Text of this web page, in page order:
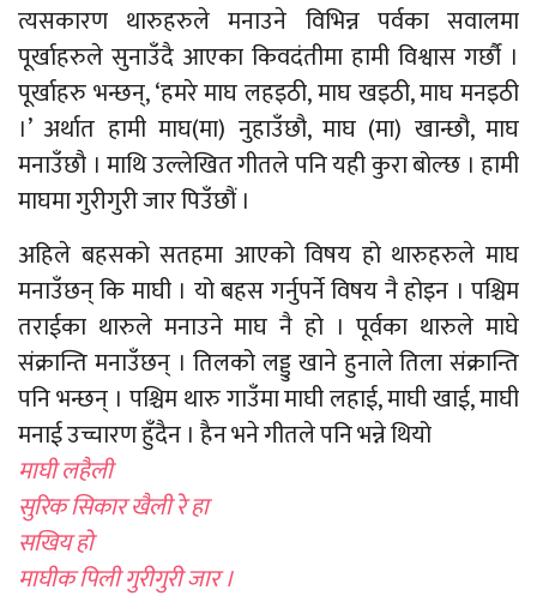
त्यसकारण थारुहरुले मनाउने विभिन्न पर्वका सवालमा
पूर्खाहरुले सुनाउँदै आएका किवदंतीमा हामी विश्वास गर्छौ ।
पूर्खाहरु भन्छन्, ‘हमरे माघ लहइठी, माघ खइठी, माघ मनइठी
।’ अर्थात हामी माघ(मा) नुहाउँछौ, माघ (मा) खान्छौ, माघ
मनाउँछौ । माथि उल्लेखित गीतले पनि यही कुरा बोल्छ । हामी
माघमा गुरीगुरी जार पिउँछौं ।
अहिले बहसको सतहमा आएको विषय हो थारुहरुले माघ
मनाउँछन् कि माघी । यो बहस गर्नुपर्ने विषय नै होइन । पश्चिम
तराईका थारुले मनाउने माघ नै हो । पूर्वका थारुले माघे
संक्रान्ति मनाउँछन् । तिलको लड्डु खाने हुनाले तिला संक्रान्ति
पनि भन्छन् । पश्चिम थारु गाउँमा माघी लहाई, माघी खाई, माघी
मनाई उच्चारण हुँदैन । हैन भने गीतले पनि भन्ने थियो
माघी लहैली
सुरिक सिकार खैली रे हा
सखिय हो
माघीक पिली गुरीगुरी जार ।